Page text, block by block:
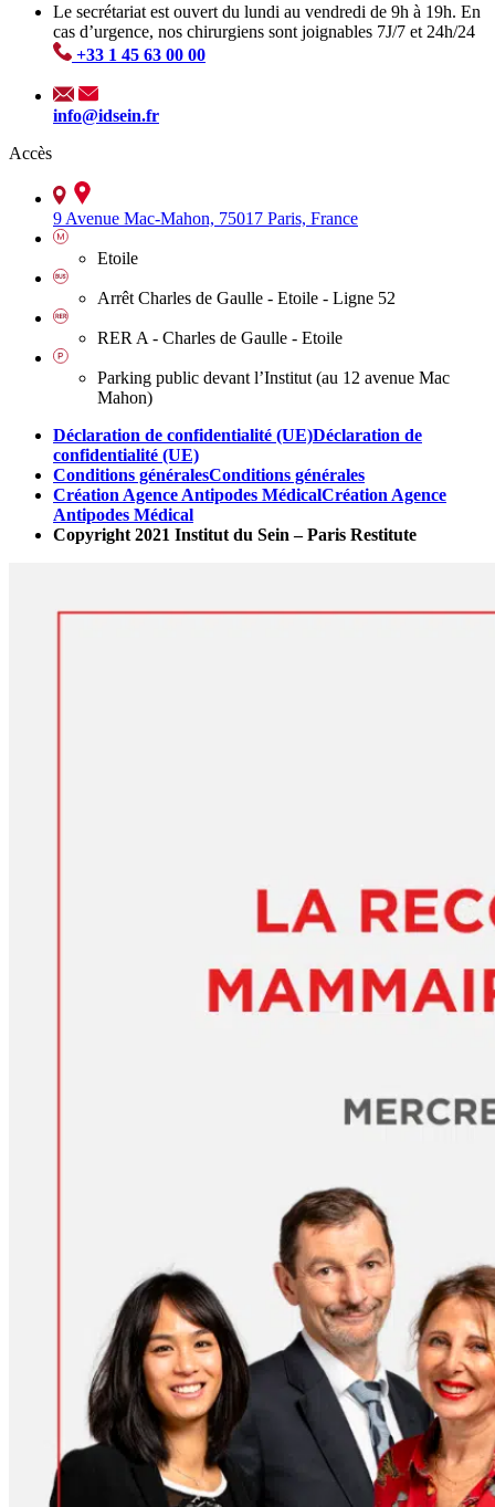
Le secrétariat est ouvert du lundi au vendredi de 9h à 19h. En
cas d’urgence, nos chirurgiens sont joignables 7J/7 et 24h/24
+33 1 45 63 00 00
info@idsein.fr
Accès
9 Avenue Mac-Mahon, 75017 Paris, France
Etoile
Arrêt Charles de Gaulle - Etoile - Ligne 52
RER A - Charles de Gaulle - Etoile
Parking public devant l’Institut (au 12 avenue Mac
Mahon)
Déclaration de confidentialité (UE)Déclaration de
confidentialité (UE)
Conditions généralesConditions générales
Création Agence Antipodes MédicalCréation Agence
Antipodes Médical
Copyright 2021 Institut du Sein – Paris Restitute